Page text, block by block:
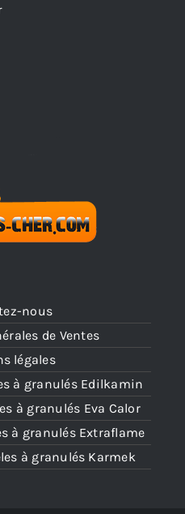
nous
de Ventes
légales
à granulés Edilkamin
à granulés Eva Calor
à granulés Extraflame
à granulés Karmek